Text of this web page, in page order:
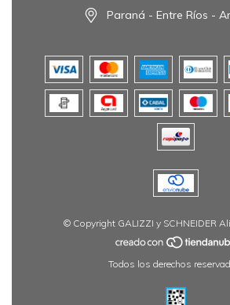
Paraná - Entre Ríos -
© Copyright GALIZZI y SCHNEIDER
Todos los derechos